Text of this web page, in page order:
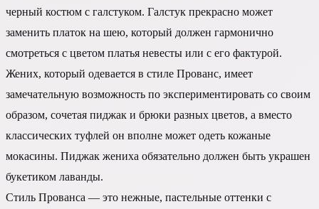
черный костюм с галстуком. Галстук прекрасно может
заменить платок на шею, который должен гармонично
смотреться с цветом платья невесты или с его фактурой.
Жених, который одевается в стиле Прованс, имеет
замечательную возможность по экспериментировать со своим
образом, сочетая пиджак и брюки разных цветов, а вместо
классических туфлей он вполне может одеть кожаные
мокасины. Пиджак жениха обязательно должен быть украшен
букетиком лаванды.
Стиль Прованса — это нежные, пастельные оттенки с